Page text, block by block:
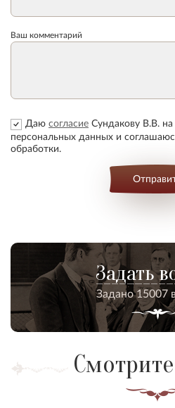
Ваш комментарий
Даю согласие Сундакову В.В.
персональных данных и
обработки.
Задать
Задано 15007